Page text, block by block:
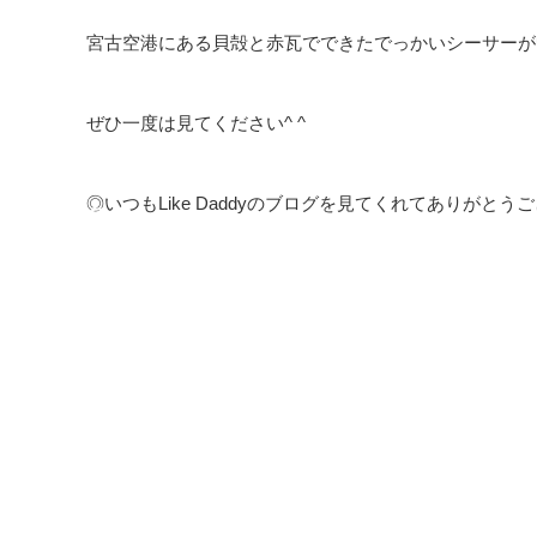
宮古空港にある貝殻と赤瓦でできたでっかいシーサー
ぜひ一度は見てください^ ^
◎いつもLike Daddyのブログを見てくれてありがとう